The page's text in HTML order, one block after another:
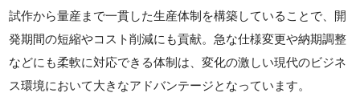
試作から量産まで一貫した生産体制を構築していることで、開
発期間の短縮やコスト削減にも貢献。急な仕様変更や納期調整
などにも柔軟に対応できる体制は、変化の激しい現代のビジネ
ス環境において大きなアドバンテージとなっています。